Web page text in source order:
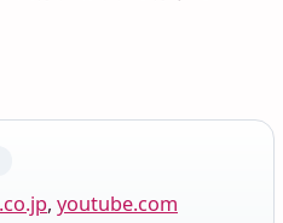
, youtube.com